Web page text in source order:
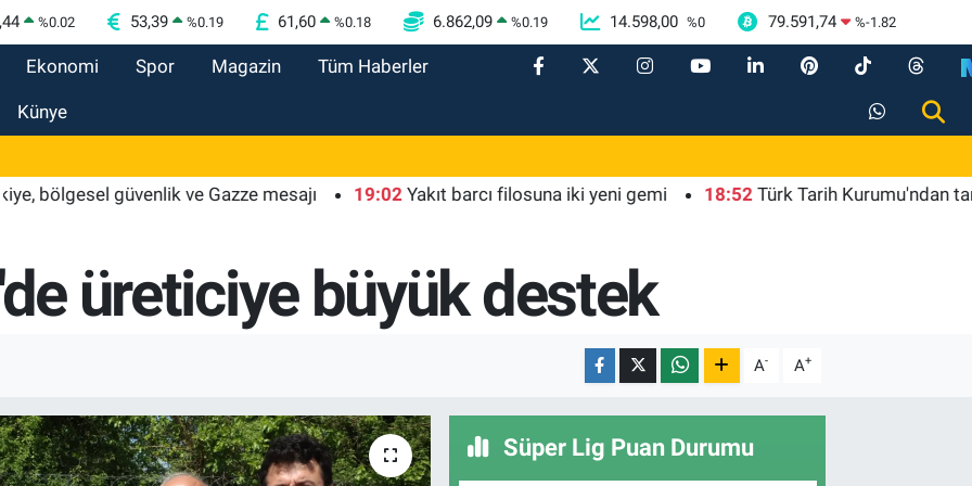
%0.02 53,39 %0.19 61,60 %0.18 6.862,09 %0.19 14.598,00 %0 79.591,74 %-1.82
Ekonomi Spor Magazin Tüm Haberler
Künye
güvenlik ve Gazze mesajı 19:02 Yakıt barcı filosuna iki yeni gemi 18:52 Türk Tarih Kurumu'ndan tarihi
üreticiye büyük destek
A- A+
Süper Lig Puan Durumu